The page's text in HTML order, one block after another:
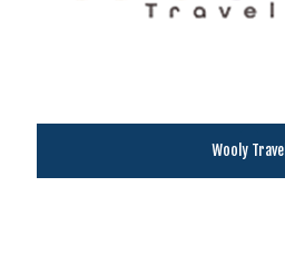
Wooly Travel